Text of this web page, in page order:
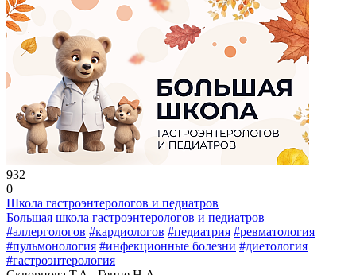
932
0
Школа гастроэнтерологов и педиатров
Большая школа гастроэнтерологов и педиатров
#аллергологов #кардиологов #педиатрия #ревматология
#пульмонология #инфекционные болезни #диетология
#гастроэнтерология